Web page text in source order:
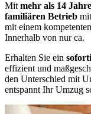
Mit mehr als 14
familiären Betrieb mit
mit einem
Innerhalb von nur ca.
Erhalten Sie ein
effizient und
den Unterschied mit
entspannt Ihr Umzug